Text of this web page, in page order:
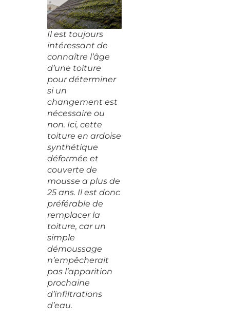
Il est toujours
intéressant de
connaître l’âge
d’une toiture
pour déterminer
si un
changement est
nécessaire ou
non. Ici, cette
toiture en ardoise
synthétique
déformée et
couverte de
mousse a plus de
25 ans. Il est donc
préférable de
remplacer la
toiture, car un
simple
démoussage
n’empêcherait
pas l’apparition
prochaine
d’infiltrations
d’eau.